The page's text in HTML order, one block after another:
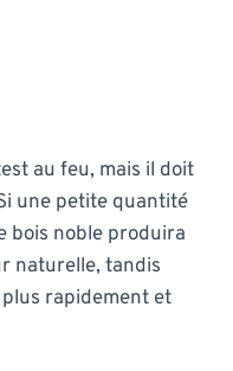
au feu, mais il doit
une petite quantité
bois noble produira
naturelle, tandis
rapidement et